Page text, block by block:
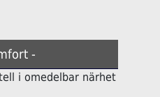
-
i omedelbar närhet